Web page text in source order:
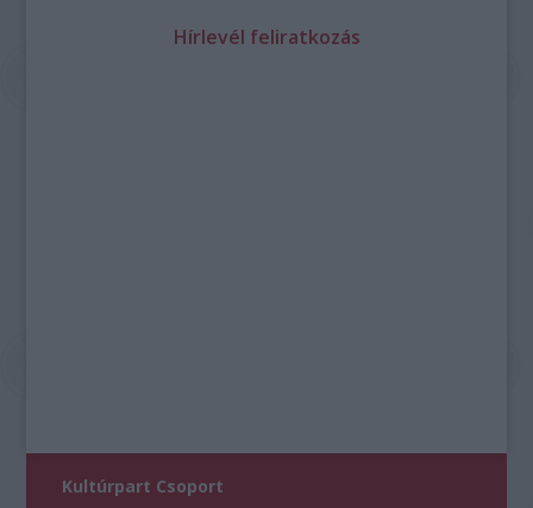
Hírlevél feliratkozás
Kultúrpart Csoport